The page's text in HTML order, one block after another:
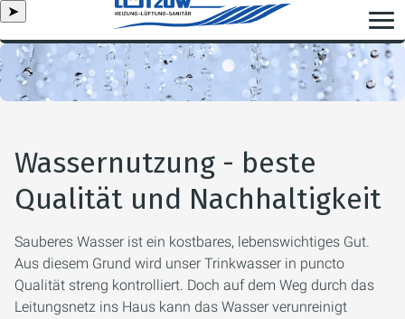
➤
Wassernutzung - beste
Qualität und Nachhaltigkeit
Sauberes Wasser ist ein kostbares, lebenswichtiges Gut.
Aus diesem Grund wird unser Trinkwasser in puncto
Qualität streng kontrolliert. Doch auf dem Weg durch das
Leitungsnetz ins Haus kann das Wasser verunreinigt